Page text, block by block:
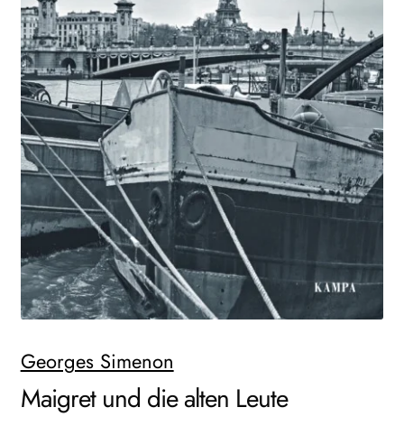
WEITERE VERLAGE
Search:
Georges Simenon
Maigret und die alten Leute